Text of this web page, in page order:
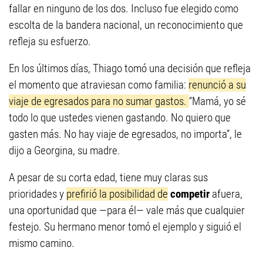
fallar en ninguno de los dos. Incluso fue elegido como
escolta de la bandera nacional, un reconocimiento que
refleja su esfuerzo.
En los últimos días, Thiago tomó una decisión que refleja
el momento que atraviesan como familia: renunció a su
viaje de egresados para no sumar gastos. “Mamá, yo sé
todo lo que ustedes vienen gastando. No quiero que
gasten más. No hay viaje de egresados, no importa”, le
dijo a Georgina, su madre.
A pesar de su corta edad, tiene muy claras sus
prioridades y prefirió la posibilidad de competir afuera,
una oportunidad que —para él— vale más que cualquier
festejo. Su hermano menor tomó el ejemplo y siguió el
mismo camino.